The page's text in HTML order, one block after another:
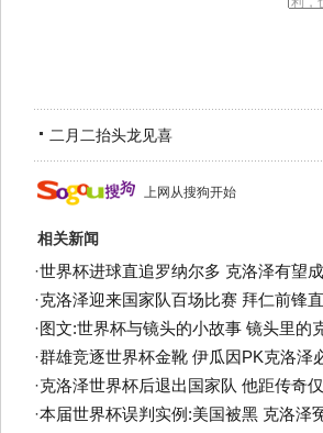
二月二抬头龙见喜
上网从搜狗开始
相关新闻
·世界杯进球直追罗纳尔多 克洛泽有望
·克洛泽迎来国家队百场比赛 拜仁前锋
· 图文:世界杯与镜头的小故事 镜头里的
·群雄竞逐世界杯金靴 伊瓜因PK克洛泽
·克洛泽世界杯后退出国家队 他距传奇
·本届世界杯误判实例:美国被黑 克洛泽